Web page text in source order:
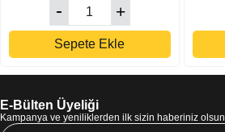
Sepete Ekle
E-Bülten Üyeliği
Kampanya ve yeniliklerden ilk sizin haberiniz olsun